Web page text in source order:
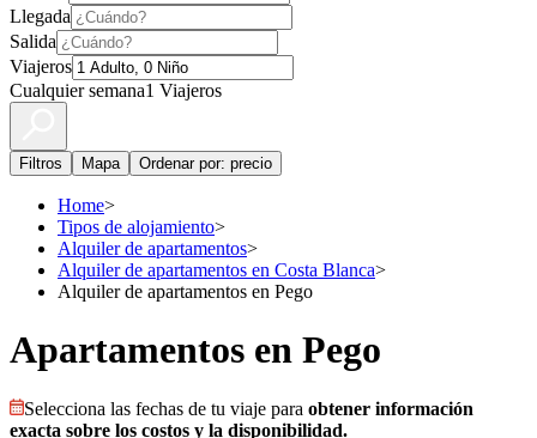
Llegada
Salida
Viajeros
Cualquier semana1 Viajeros
Filtros Mapa Ordenar por: precio
Home>
Tipos de alojamiento>
Alquiler de apartamentos>
Alquiler de apartamentos en Costa Blanca>
Alquiler de apartamentos en Pego
Apartamentos en Pego
Selecciona las fechas de tu viaje para obtener información
exacta sobre los costos y la disponibilidad.